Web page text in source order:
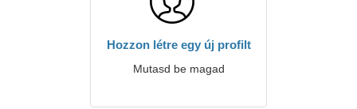
Hozzon létre egy új profilt
Mutasd be magad